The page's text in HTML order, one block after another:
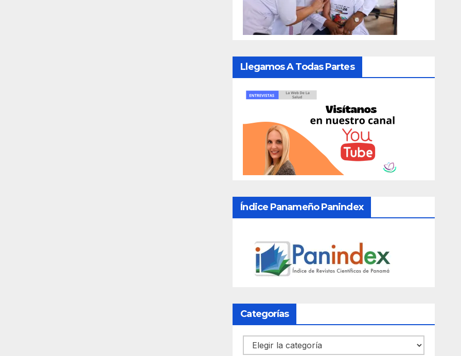
Llegamos A Todas Partes
Índice Panameño Panindex
Categorías
Categorías